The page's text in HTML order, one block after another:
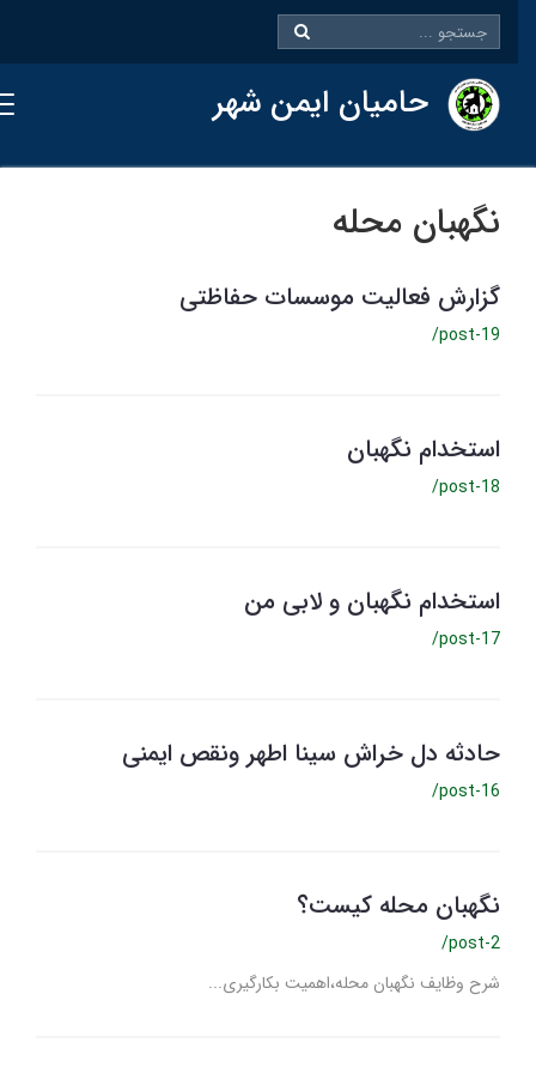
حامیان ایمن شهر
نگهبان محله
گزارش فعالیت موسسات حفاظتی
/post-19
استخدام نگهبان
/post-18
استخدام نگهبان و لابی من
/post-17
حادثه دل خراش سینا اطهر ونقص ایمنی
/post-16
نگهبان محله کیست؟
/post-2
شرح وظایف نگهبان محله،اهمیت بکارگیری...